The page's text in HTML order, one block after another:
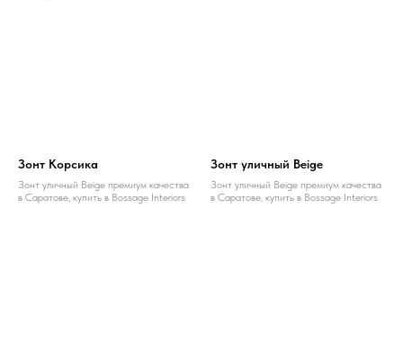
Зонт Корсика
Зонт уличный Beige премиум качества
в Саратове, купить в Bossage Interiors
Зонт уличный Beige
Зонт уличный Beige премиум качества
в Саратове, купить в Bossage Interiors